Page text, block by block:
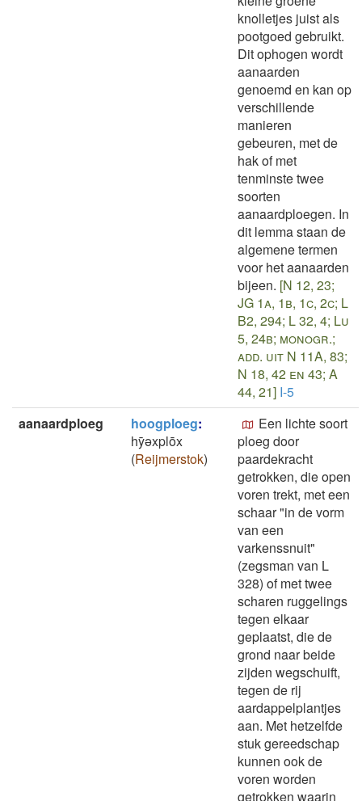
knolletjes juist als
pootgoed gebruikt.
Dit ophogen wordt
aanaarden
genoemd en kan op
verschillende
manieren
gebeuren, met de
hak of met
tenminste twee
soorten
aanaardploegen. In
dit lemma staan de
algemene termen
voor het aanaarden
bijeen. [N 12, 23;
JG 1a, 1b, 1c, 2c; L
B2, 294; L 32, 4; Lu
5, 24b; monogr.;
add. uit N 11A, 83;
N 18, 42 en 43; A
44, 21] I-5
aanaardploeg
hoogploeg:
hȳǝxplōx
(Reijmerstok)
Een lichte soort
ploeg door
paardekracht
getrokken, die open
voren trekt, met een
schaar "in de vorm
van een
varkenssnuit"
(zegsman van L
328) of met twee
scharen ruggelings
tegen elkaar
geplaatst, die de
grond naar beide
zijden wegschuift,
tegen de rij
aardappelplantjes
aan. Met hetzelfde
stuk gereedschap
kunnen ook de
voren worden
getrokken waarin